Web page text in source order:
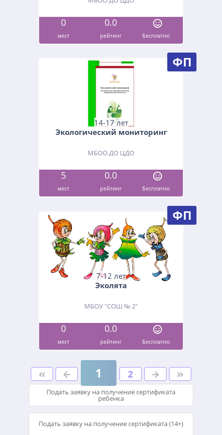
0 0.0
мест рейтинг Бесплатно
ФП
14-17 лет
Экологический мониторинг
МБОО ДО ЦДО
5 0.0
мест рейтинг Бесплатно
ФП
7-12 лет
Эколята
МБОУ "СОШ № 2"
0 0.0
мест рейтинг Бесплатно
1 2
Подать заявку на получение сертификата
ребенка
Подать заявку на получение сертификата (14+)